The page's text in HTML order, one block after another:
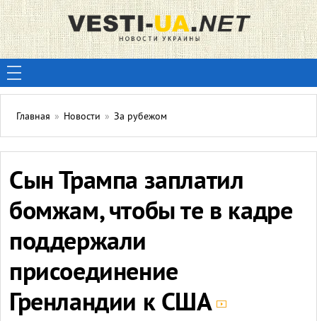
Главная » Новости » За рубежом
Сын Трампа заплатил
бомжам, чтобы те в кадре
поддержали
присоединение
Гренландии к США